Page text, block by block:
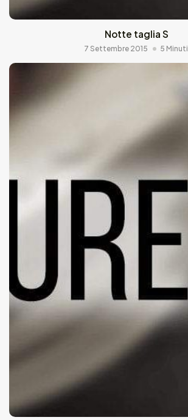
Notte taglia S
7 Settembre 2015 5 Minuti